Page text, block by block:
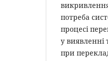
потреба
процесі
у виявленні
при